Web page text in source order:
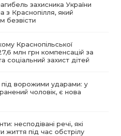
захисника України
з Краснопілля, який
безвісти
Краснопільської
млн грн компенсацій за
соціальний захист дітей
ворожими ударами: у
чоловік, є нова
несподівані речі, які
життя під час обстрілу